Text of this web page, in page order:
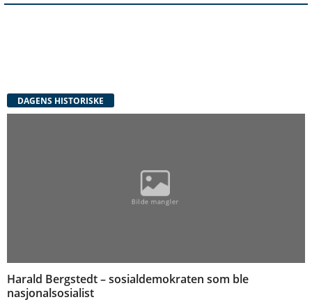
DAGENS HISTORISKE
Harald Bergstedt – sosialdemokraten som ble
nasjonalsosialist